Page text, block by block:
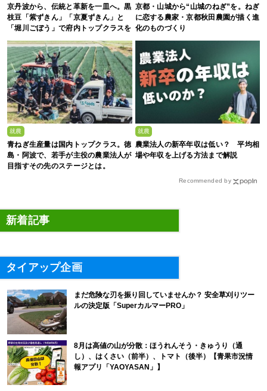
京丹波から、伝統と革新を一皿へ。黒
枝豆「紫ずきん」「京夏ずきん」と
「堀川ごぼう」で府内トップクラスを
京都・山城から“山城のねぎ”を。ねぎ
に恋する農家・京都秋田農園が描く進
化のものづくり
就農
青ねぎ生産量は国内トップクラス。徳
島・阿波で、若手が主役の農業法人が
目指すその先のステージとは。
就農
農業法人の新卒年収は低い？ 平均相
場や年収を上げる方法まで解説
Recommended by
新着記事
タイアップ企画
まだ危険な刃を振り回していませんか？ 安全草刈りツー
ルの決定版「SuperカルマーPRO」
8月は高値の山が分散：ほうれんそう・きゅうり（通
し）、はくさい（前半）、トマト（後半）【青果市況情
報アプリ「YAOYASAN」】